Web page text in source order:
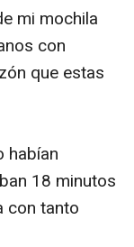
mi mochila
con
que estas
habían
18 minutos
con tanto